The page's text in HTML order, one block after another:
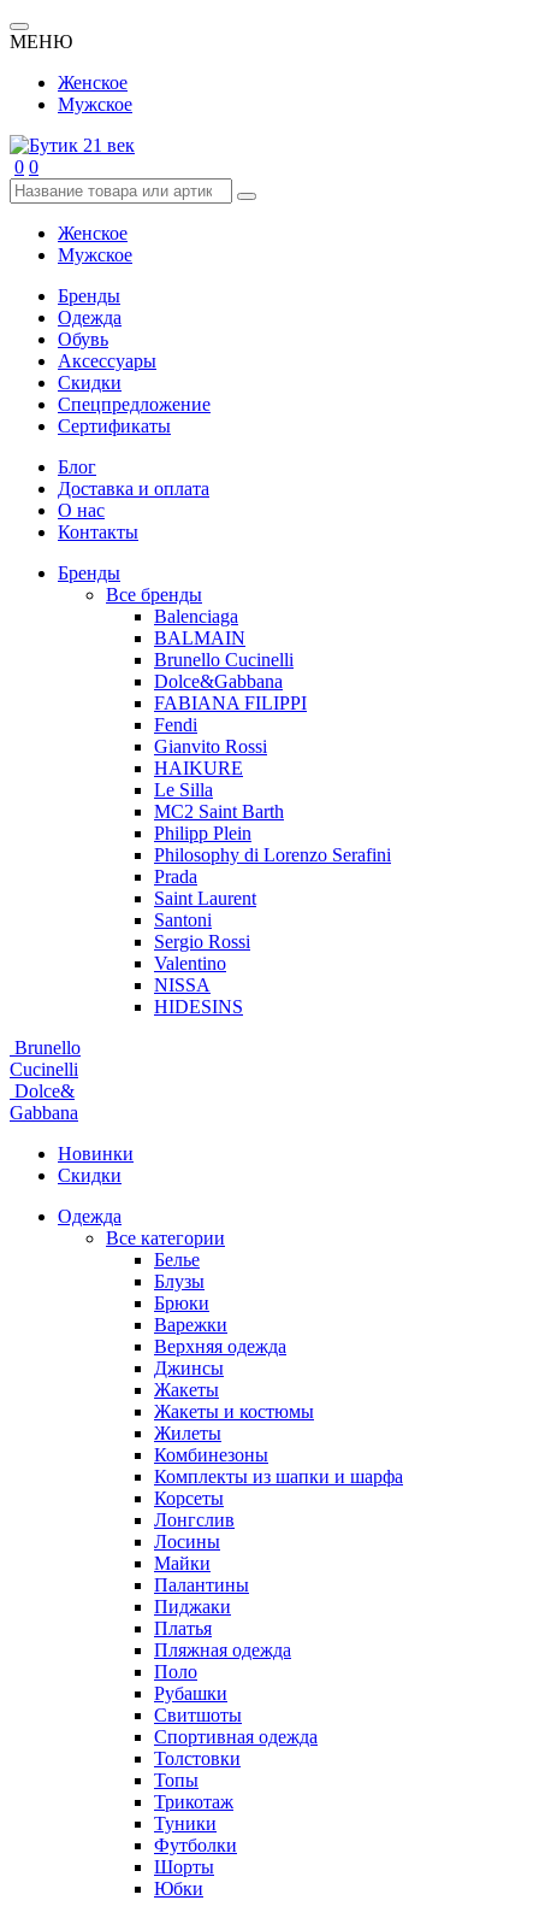
МЕНЮ
Женское
Мужское
0 0
Женское
Мужское
Бренды
Одежда
Обувь
Аксессуары
Скидки
Спецпредложение
Сертификаты
Блог
Доставка и оплата
О нас
Контакты
Бренды
Все бренды
Balenciaga
BALMAIN
Brunello Cucinelli
Dolce&Gabbana
FABIANA FILIPPI
Fendi
Gianvito Rossi
HAIKURE
Le Silla
MC2 Saint Barth
Philipp Plein
Philosophy di Lorenzo Serafini
Prada
Saint Laurent
Santoni
Sergio Rossi
Valentino
NISSA
HIDESINS
Brunello
Cucinelli
Dolce&
Gabbana
Новинки
Скидки
Одежда
Все категории
Белье
Блузы
Брюки
Варежки
Верхняя одежда
Джинсы
Жакеты
Жакеты и костюмы
Жилеты
Комбинезоны
Комплекты из шапки и шарфа
Корсеты
Лонгслив
Лосины
Майки
Палантины
Пиджаки
Платья
Пляжная одежда
Поло
Рубашки
Свитшоты
Спортивная одежда
Толстовки
Топы
Трикотаж
Туники
Футболки
Шорты
Юбки